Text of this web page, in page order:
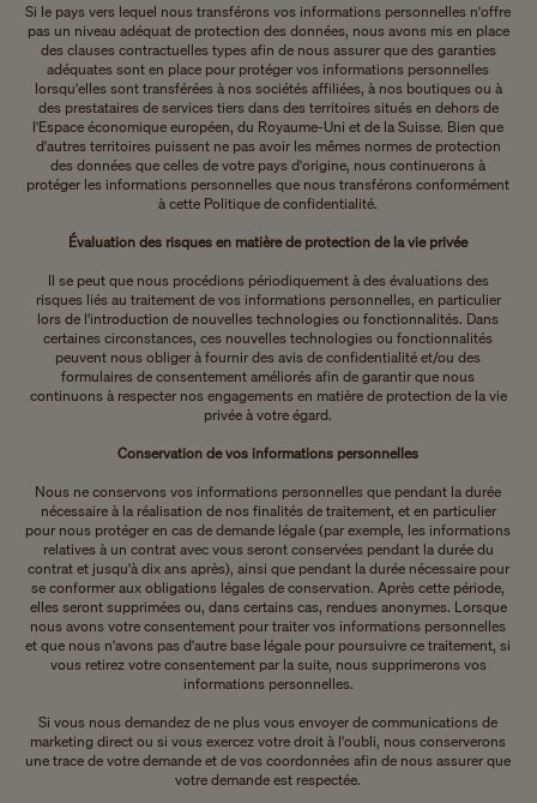
Si le pays vers lequel nous transférons vos informations personnelles n'offre
pas un niveau adéquat de protection des données, nous avons mis en place
des clauses contractuelles types afin de nous assurer que des garanties
adéquates sont en place pour protéger vos informations personnelles
lorsqu'elles sont transférées à nos sociétés affiliées, à nos boutiques ou à
des prestataires de services tiers dans des territoires situés en dehors de
l'Espace économique européen, du Royaume-Uni et de la Suisse. Bien que
d'autres territoires puissent ne pas avoir les mêmes normes de protection
des données que celles de votre pays d'origine, nous continuerons à
protéger les informations personnelles que nous transférons conformément
à cette Politique de confidentialité.
Évaluation des risques en matière de protection de la vie privée
Il se peut que nous procédions périodiquement à des évaluations des
risques liés au traitement de vos informations personnelles, en particulier
lors de l'introduction de nouvelles technologies ou fonctionnalités. Dans
certaines circonstances, ces nouvelles technologies ou fonctionnalités
peuvent nous obliger à fournir des avis de confidentialité et/ou des
formulaires de consentement améliorés afin de garantir que nous
continuons à respecter nos engagements en matière de protection de la vie
privée à votre égard.
Conservation de vos informations personnelles
Nous ne conservons vos informations personnelles que pendant la durée
nécessaire à la réalisation de nos finalités de traitement, et en particulier
pour nous protéger en cas de demande légale (par exemple, les informations
relatives à un contrat avec vous seront conservées pendant la durée du
contrat et jusqu'à dix ans après), ainsi que pendant la durée nécessaire pour
se conformer aux obligations légales de conservation. Après cette période,
elles seront supprimées ou, dans certains cas, rendues anonymes. Lorsque
nous avons votre consentement pour traiter vos informations personnelles
et que nous n'avons pas d'autre base légale pour poursuivre ce traitement, si
vous retirez votre consentement par la suite, nous supprimerons vos
informations personnelles.
Si vous nous demandez de ne plus vous envoyer de communications de
marketing direct ou si vous exercez votre droit à l'oubli, nous conserverons
une trace de votre demande et de vos coordonnées afin de nous assurer que
votre demande est respectée.